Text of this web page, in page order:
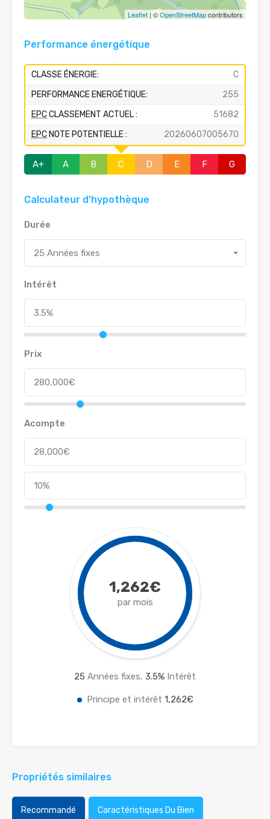
Leaflet | ©OpenStreetMapcontributors
Performance énergétique
CLASSE ÉNERGIE:
C
PERFORMANCE ENERGÉTIQUE:
255
EPCCLASSEMENT ACTUEL :
51682
EPC NOTE POTENTIELLE : 20260607005670
A+ A B C D E F G
Calculateur d'hypothèque
Durée
25 Années fixes
Intérêt
Prix
Acompte
1,262€
par mois
25 Années fixes, 3.5% Intérêt
Principe et intérêt 1,262€
Propriétés similaires
Recommandé Caractéristiques Du Bien